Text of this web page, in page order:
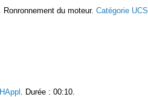
du moteur. Catégorie UCS
. Durée : 00:10.